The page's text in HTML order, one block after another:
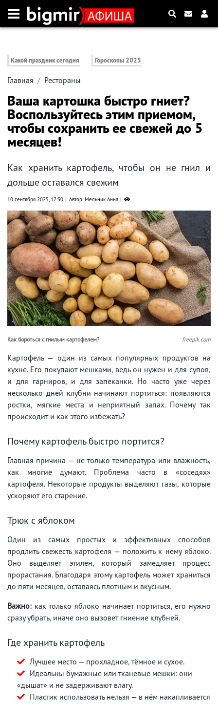
Какой праздник сегодня Гороскопы 2025
Главная Рестораны
Ваша картошка быстро гниет?
Воспользуйтесь этим приемом,
чтобы сохранить ее свежей до 5
месяцев!
Как хранить картофель, чтобы он не гнил и
дольше оставался свежим
10 сентября 2025, 17:30 Автор: Мельник Анна
Как бороться с гнилым картофелем? freepik.com
Картофель — один из самых популярных продуктов на
кухне. Его покупают мешками, ведь он нужен и для супов,
и для гарниров, и для запеканки. Но часто уже через
несколько дней клубни начинают портиться: появляются
ростки, мягкие места и неприятный запах. Почему так
происходит и как этого избежать?
Почему картофель быстро портится?
Главная причина — не только температура или влажность,
как многие думают. Проблема часто в «соседях»
картофеля. Некоторые продукты выделяют газы, которые
ускоряют его старение.
Трюк с яблоком
Один из самых простых и эффективных способов
продлить свежесть картофеля — положить к нему яблоко.
Оно выделяет этилен, который замедляет процесс
прорастания. Благодаря этому картофель может храниться
до пяти месяцев, оставаясь плотным и вкусным.
Важно: как только яблоко начинает портиться, его нужно
сразу убрать, иначе оно вызовет гниение клубней.
Где хранить картофель
Лучшее место — прохладное, тёмное и сухое.
Идеальны бумажные или тканевые мешки: они
«дышат» и не задерживают влагу.
Пластик использовать нельзя — в нём накапливается